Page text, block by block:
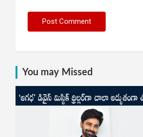
You may Missed